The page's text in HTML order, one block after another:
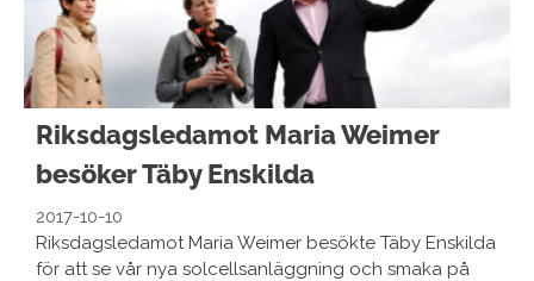
Riksdagsledamot Maria Weimer
besöker Täby Enskilda
2017-10-10
Riksdagsledamot Maria Weimer besökte Täby Enskilda
för att se vår nya solcellsanläggning och smaka på